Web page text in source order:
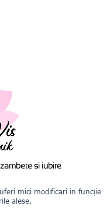
si iubire
mici modificari in funcție
alese.